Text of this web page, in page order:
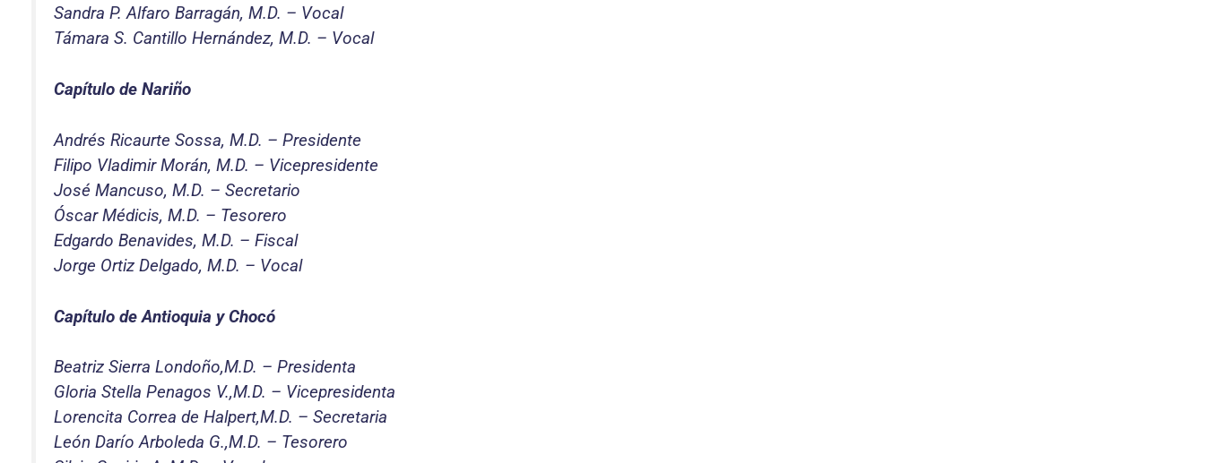
Sandra P. Alfaro Barragán, M.D. – Vocal
Támara S. Cantillo Hernández, M.D. – Vocal
Capítulo de Nariño
Andrés Ricaurte Sossa, M.D. – Presidente
Filipo Vladimir Morán, M.D. – Vicepresidente
José Mancuso, M.D. – Secretario
Óscar Médicis, M.D. – Tesorero
Edgardo Benavides, M.D. – Fiscal
Jorge Ortiz Delgado, M.D. – Vocal
Capítulo de Antioquia y Chocó
Beatriz Sierra Londoño,M.D. – Presidenta
Gloria Stella Penagos V.,M.D. – Vicepresidenta
Lorencita Correa de Halpert,M.D. – Secretaria
León Darío Arboleda G.,M.D. – Tesorero